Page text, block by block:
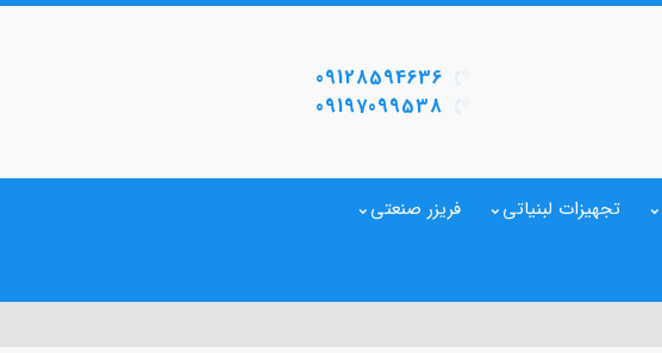
09128594636
09197099538
تجهیزات لبنیاتی فریزر صنعتی